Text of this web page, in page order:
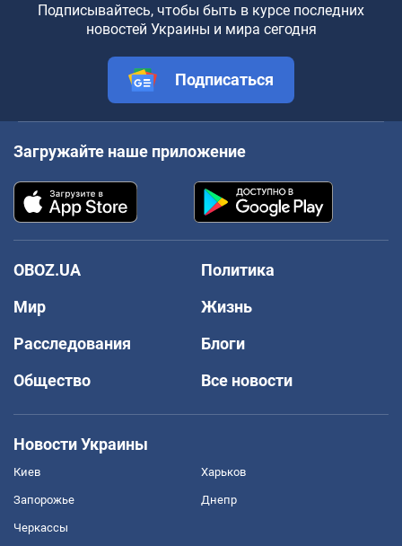
Подписывайтесь, чтобы быть в курсе последних
новостей Украины и мира сегодня
Подписаться
Загружайте наше приложение
OBOZ.UA
Политика
Мир
Жизнь
Расследования
Блоги
Общество
Все новости
Новости Украины
Киев Харьков
Запорожье Днепр
Черкассы